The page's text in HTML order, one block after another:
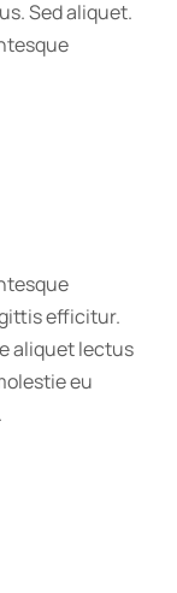
Sed aliquet.
efficitur.
aliquet lectus
eu